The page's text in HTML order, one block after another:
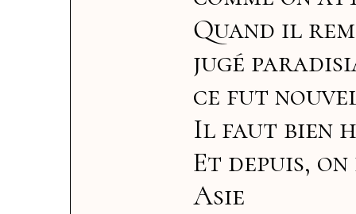
Quand il
jugé
ce fut
Il faut bien
Et depuis,
Asie